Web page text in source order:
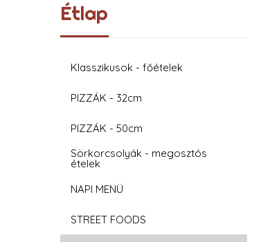
Étlap
Klasszikusok - főételek
PIZZÁK - 32cm
PIZZÁK - 50cm
Sörkorcsolyák - megosztós
ételek
NAPI MENÜ
STREET FOODS